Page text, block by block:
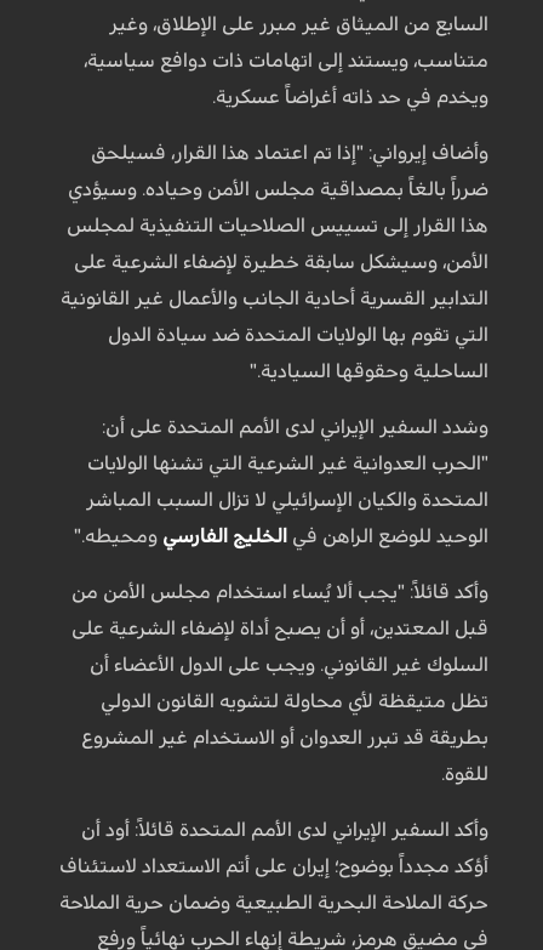
السابع من الميثاق غير مبرر على الإطلاق، وغير
متناسب، ويستند إلى اتهامات ذات دوافع سياسية،
ويخدم في حد ذاته أغراضاً عسكرية.
وأضاف إيرواني: "إذا تم اعتماد هذا القرار، فسيلحق
ضرراً بالغاً بمصداقية مجلس الأمن وحياده. وسيؤدي
هذا القرار إلى تسييس الصلاحيات التنفيذية لمجلس
الأمن، وسيشكل سابقة خطيرة لإضفاء الشرعية على
التدابير القسرية أحادية الجانب والأعمال غير القانونية
التي تقوم بها الولايات المتحدة ضد سيادة الدول
الساحلية وحقوقها السيادية."
وشدد السفير الإيراني لدى الأمم المتحدة على أن:
"الحرب العدوانية غير الشرعية التي تشنها الولايات
المتحدة والكيان الإسرائيلي لا تزال السبب المباشر
الوحيد للوضع الراهن في الخليج الفارسي ومحيطه."
وأكد قائلاً: "يجب ألا يُساء استخدام مجلس الأمن من
قبل المعتدين، أو أن يصبح أداة لإضفاء الشرعية على
السلوك غير القانوني. ويجب على الدول الأعضاء أن
تظل متيقظة لأي محاولة لتشويه القانون الدولي
بطريقة قد تبرر العدوان أو الاستخدام غير المشروع
للقوة.
وأكد السفير الإيراني لدى الأمم المتحدة قائلاً: أود أن
أؤكد مجدداً بوضوح؛ إيران على أتم الاستعداد لاستئناف
حركة الملاحة البحرية الطبيعية وضمان حرية الملاحة
في مضيق هرمز، شريطة إنهاء الحرب نهائياً ورفع